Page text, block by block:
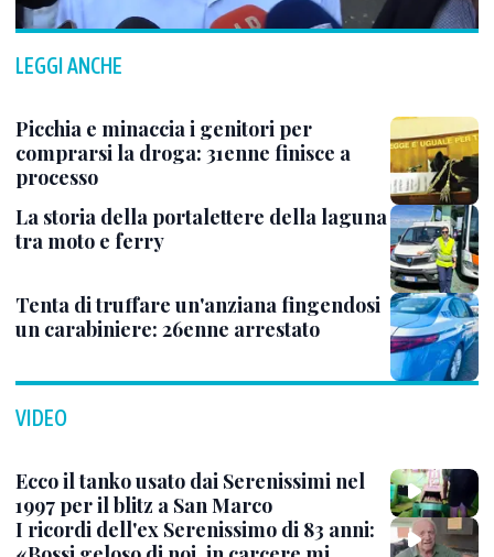
LEGGI ANCHE
Picchia e minaccia i genitori per
comprarsi la droga: 31enne finisce a
processo
La storia della portalettere della laguna
tra moto e ferry
Tenta di truffare un'anziana fingendosi
un carabiniere: 26enne arrestato
VIDEO
Ecco il tanko usato dai Serenissimi nel
1997 per il blitz a San Marco
I ricordi dell'ex Serenissimo di 83 anni: